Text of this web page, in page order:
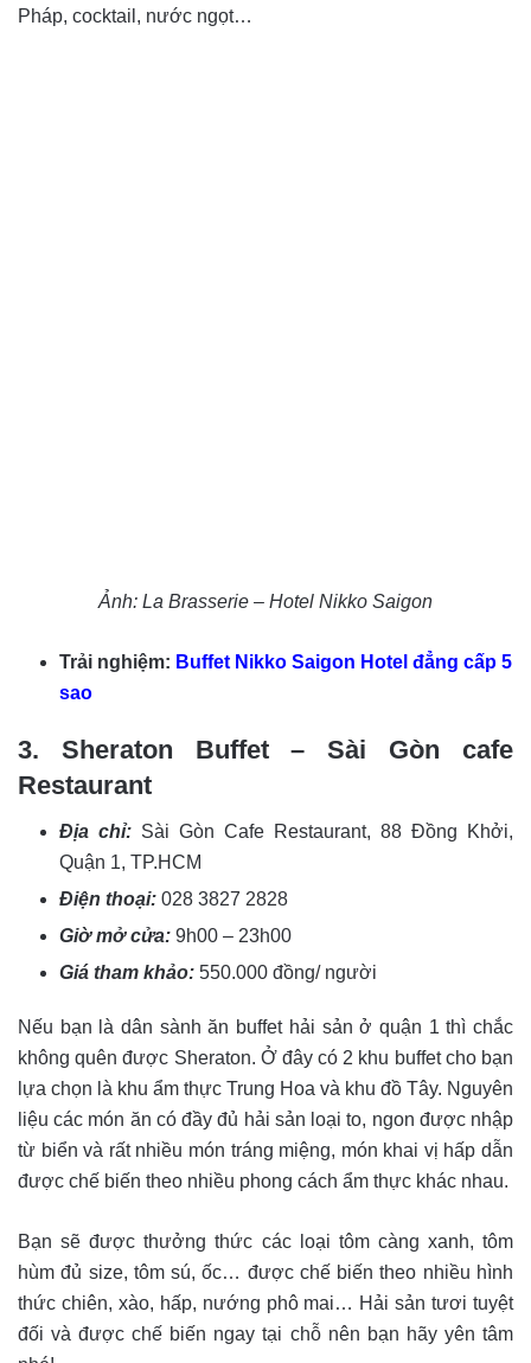
Pháp, cocktail, nước ngọt…
Ảnh: La Brasserie – Hotel Nikko Saigon
Trải nghiệm: Buffet Nikko Saigon Hotel đẳng cấp 5
sao
3. Sheraton Buffet – Sài Gòn cafe
Restaurant
Địa chỉ: Sài Gòn Cafe Restaurant, 88 Đồng Khởi,
Quận 1, TP.HCM
Điện thoại: 028 3827 2828
Giờ mở cửa: 9h00 – 23h00
Giá tham khảo: 550.000 đồng/ người
Nếu bạn là dân sành ăn buffet hải sản ở quận 1 thì chắc
không quên được Sheraton. Ở đây có 2 khu buffet cho bạn
lựa chọn là khu ẩm thực Trung Hoa và khu đồ Tây. Nguyên
liệu các món ăn có đầy đủ hải sản loại to, ngon được nhập
từ biển và rất nhiều món tráng miệng, món khai vị hấp dẫn
được chế biến theo nhiều phong cách ẩm thực khác nhau.
Bạn sẽ được thưởng thức các loại tôm càng xanh, tôm
hùm đủ size, tôm sú, ốc… được chế biến theo nhiều hình
thức chiên, xào, hấp, nướng phô mai… Hải sản tươi tuyệt
đối và được chế biến ngay tại chỗ nên bạn hãy yên tâm